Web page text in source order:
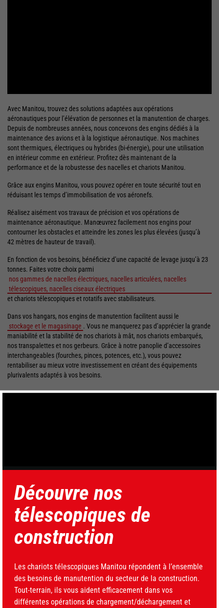
Avec Manitou, trouvez des solutions adaptées aux opérations
aéronautiques pour l’élévation de personnes et la manutention de charges.
Depuis de nombreuses années, nous concevons des engins dédiés à la
maintenance des avions et à la logistique aéronautique. Nos machines
sont thermiques, électriques ou hybrides (bi-énergie), pour une utilisation
en intérieur comme en extérieur. Profitez dès maintenant de la
performance et de la robustesse des nacelles et chariots Manitou.
Grâce aux engins Manitou, vous pouvez opérer en toute sécurité tout en
réduisant les temps d’immobilisation de vos aéronefs.
Réalisez aisément vos travaux de précision et vos opérations de
maintenance aéronautique. Manœuvrez facilement nos engins pour
contourner les obstacles et atteindre les zones les plus élevées (jusqu’à
42 mètres de hauteur de travail).
En fonction de vos besoins, bénéficiez d’une capacité de levage jusqu’à 23
tonnes. Faites votre choix parmi
nos gammes de nacelles électriques, nacelles articulées, nacelles
télescopiques, nacelles ciseaux électriques
et chariots télescopiques et rotatifs avec stabilisateurs.
Dans vos hangars, nos engins de manutention facilitent aussi le
stockage et le magasinage . Vous ne manquerez pas d’apprécier la grande
maniabilité et la stabilité de nos chariots à mât, nos chariots embarqués,
nos transpalettes et nos gerbeurs. Grâce à notre panoplie d’accessoires
interchangeables (fourches, pinces, potences, etc.), vous pouvez
rentabiliser au mieux votre investissement en créant des équipements
plurivalents adaptés à vos besoins.
MARCHÉS
Découvre nos
télescopiques de
construction
Les chariots télescopiques Manitou répondent à l’ensemble
des besoins de manutention du secteur de la construction.
Tout-terrain, ils vous aident efficacement dans vos
différentes opérations de chargement/déchargement et